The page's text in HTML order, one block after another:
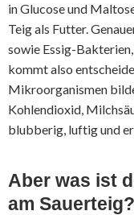
in Glucose und
Teig als Futter.
sowie Essig-
kommt also
Mikroorganismen
Kohlendioxid,
blubberig, luftig und
Aber was ist
am Sauerteig?